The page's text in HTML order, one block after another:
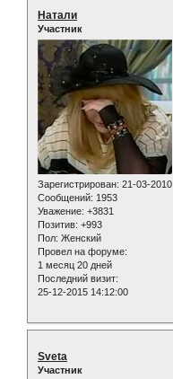
Натали
Участник
Зарегистрирован: 21-03-2010
Сообщений: 1953
Уважение: +3831
Позитив: +993
Пол: Женский
Провел на форуме:
1 месяц 20 дней
Последний визит:
25-12-2015 14:12:00
Sveta
Участник